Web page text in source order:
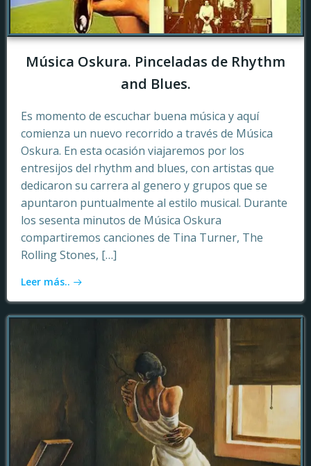
Música Oskura. Pinceladas de Rhythm
and Blues.
Es momento de escuchar buena música y aquí
comienza un nuevo recorrido a través de Música
Oskura. En esta ocasión viajaremos por los
entresijos del rhythm and blues, con artistas que
dedicaron su carrera al genero y grupos que se
apuntaron puntualmente al estilo musical. Durante
los sesenta minutos de Música Oskura
compartiremos canciones de Tina Turner, The
Rolling Stones, […]
Leer más..